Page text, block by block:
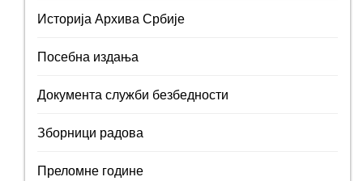
Историја Архива Србије
Посебна издања
Документа служби безбедности
Зборници радова
Преломне године